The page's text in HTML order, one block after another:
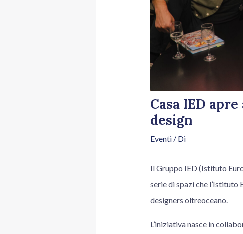
Casa IED
design
Eventi/ Di
Il Gruppo IED (Istituto
serie di spazi che l’Istituto
designers oltreoceano.
L’iniziativa nasce in